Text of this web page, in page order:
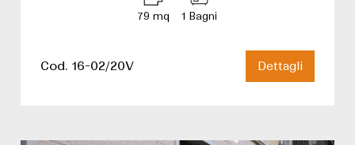
79 mq 1 Bagni
Cod. 16-02/20V Dettagli